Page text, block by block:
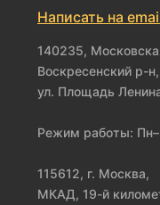
Написать на
140235,
Воскресенский р-
ул. Площадь
Режим работы:
115612, г. Москва,
МКАД, 19-й